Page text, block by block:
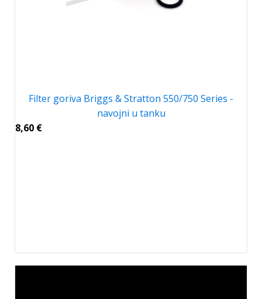
Filter goriva Briggs & Stratton 550/750 Series -
navojni u tanku
8,60 €